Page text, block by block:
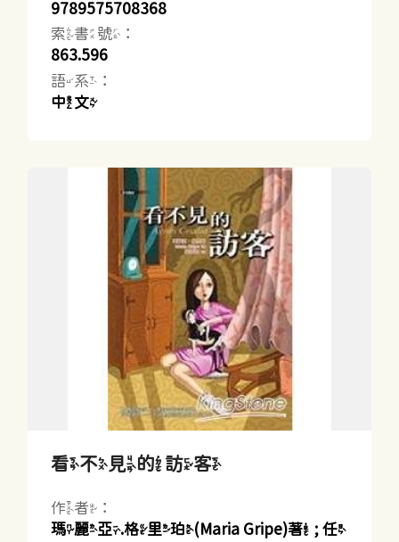
9789575708368
索書號：
863.596
語系：
中文
看不見的訪客
作者：
瑪麗亞.格里珀(Maria Gripe)著 ; 任